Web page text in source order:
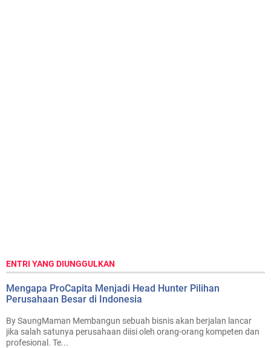
ENTRI YANG DIUNGGULKAN
Mengapa ProCapita Menjadi Head Hunter Pilihan
Perusahaan Besar di Indonesia
By SaungMaman Membangun sebuah bisnis akan berjalan lancar
jika salah satunya perusahaan diisi oleh orang-orang kompeten dan
profesional. Te...